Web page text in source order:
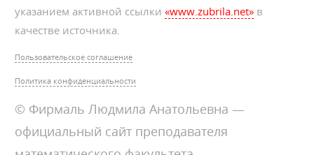
указанием активной ссылки«www.zubrila.net» в
качестве источника.
Пользовательское соглашение
Политика конфиденциальности
© Фирмаль Людмила Анатольевна —
официальный сайт преподавателя